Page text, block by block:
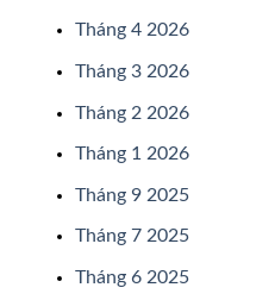
Tháng 4 2026
Tháng 3 2026
Tháng 2 2026
Tháng 1 2026
Tháng 9 2025
Tháng 7 2025
Tháng 6 2025